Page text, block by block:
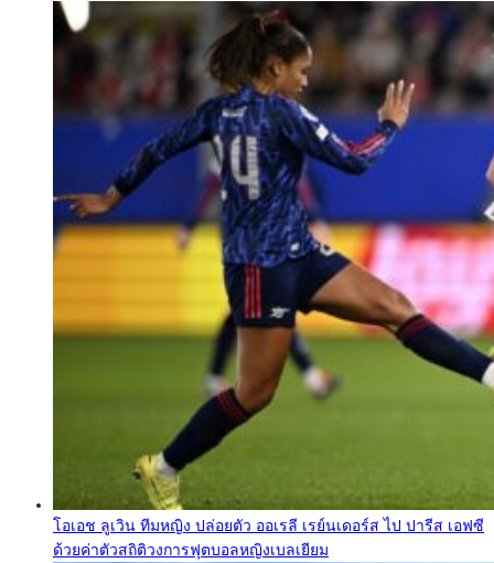
โอเอช ลูเวิน ทีมหญิง ปล่อยตัว ออเรลี เรย์นเดอร์ส ไป ปารีส เอฟซี
ด้วยค่าตัวสถิติวงการฟุตบอลหญิงเบลเยียม